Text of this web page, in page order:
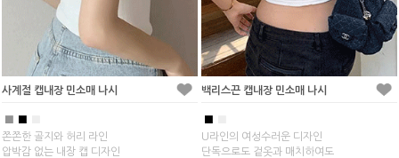
사계절 캡내장 민소매 나시
■ ■
쫀쫀한 골지와 허리 라인
압박감 없는 내장 캡 디자인
백리스끈 캡내장 민소매 나시
■
U라인의 여성수러운 디자인
단독으로도 겉옷과 매치하여도